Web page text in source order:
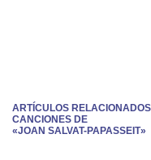
ARTÍCULOS
CANCIONES DE
«JOAN SALVAT-PAPASSEIT»